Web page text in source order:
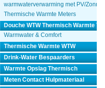
warmwaterverwarming met PV/
Thermische Warmte Meters
Douche WTW Thermisch Warmte
Warmwater & Comfort
Thermische Warmte WTW
Drink-Water Bespaarders
Warmte Opslag Thermisch
Meten Contact Hulpmateriaal